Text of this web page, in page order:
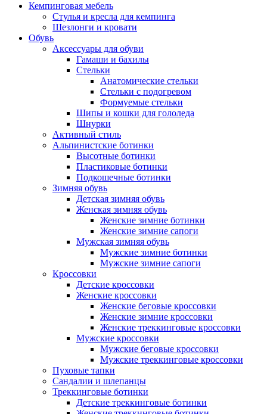
Кемпинговая мебель
Стулья и кресла для кемпинга
Шезлонги и кровати
Обувь
Аксессуары для обуви
Гамаши и бахилы
Стельки
Анатомические стельки
Стельки с подогревом
Формуемые стельки
Шипы и кошки для гололеда
Шнурки
Активный стиль
Альпинистские ботинки
Высотные ботинки
Пластиковые ботинки
Подкошечные ботинки
Зимняя обувь
Детская зимняя обувь
Женская зимняя обувь
Женские зимние ботинки
Женские зимние сапоги
Мужская зимняя обувь
Мужские зимние ботинки
Мужские зимние сапоги
Кроссовки
Детские кроссовки
Женские кроссовки
Женские беговые кроссовки
Женские зимние кроссовки
Женские треккинговые кроссовки
Мужские кроссовки
Мужские беговые кроссовки
Мужские треккинговые кроссовки
Пуховые тапки
Сандалии и шлепанцы
Треккинговые ботинки
Детские треккинговые ботинки